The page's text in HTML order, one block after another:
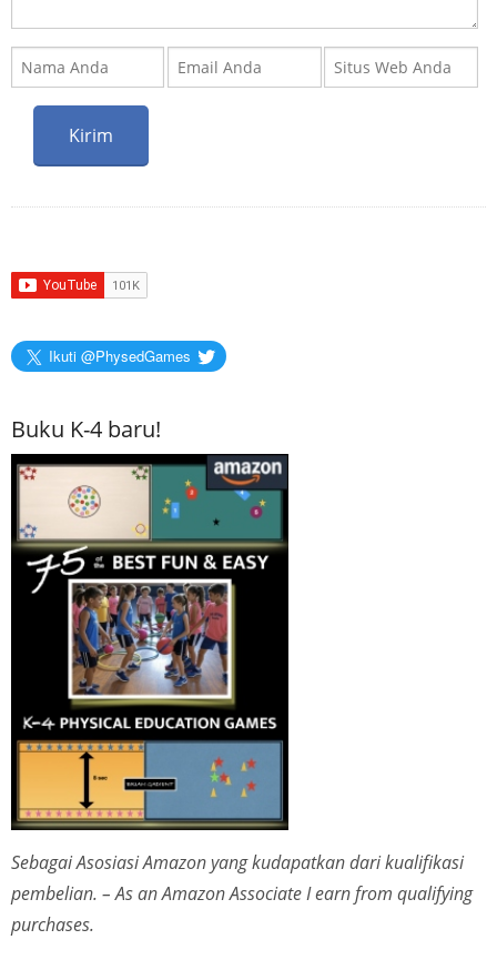
Ikuti @PhysedGames
Buku K-4 baru!
Sebagai Asosiasi Amazon yang kudapatkan dari kualifikasi
pembelian. – As an Amazon Associate I earn from qualifying
purchases.